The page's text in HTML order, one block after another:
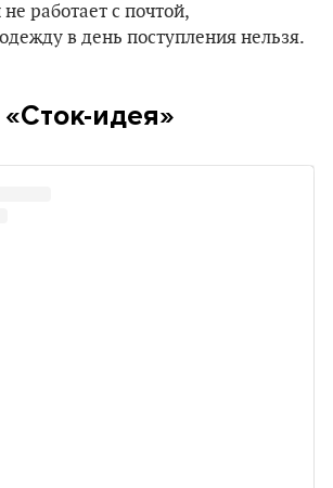
работает с почтой,
в день поступления нельзя.
«Сток-идея»